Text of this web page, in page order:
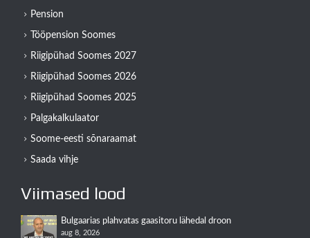
Pension
Tööpension Soomes
Riigipühad Soomes 2027
Riigipühad Soomes 2026
Riigipühad Soomes 2025
Palgakalkulaator
Soome-eesti sõnaraamat
Saada vihje
Viimased lood
Bulgaarias plahvatas gaasitoru lähedal droon
aug 8, 2026